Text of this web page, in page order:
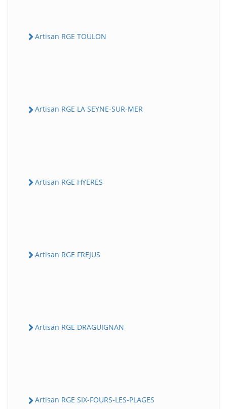
Artisan RGE TOULON
Artisan RGE LA SEYNE-SUR-MER
Artisan RGE HYERES
Artisan RGE FREJUS
Artisan RGE DRAGUIGNAN
Artisan RGE SIX-FOURS-LES-PLAGES